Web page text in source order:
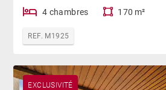
4 chambres 170 m²
REF. M1925
EXCLUSIVITÉ